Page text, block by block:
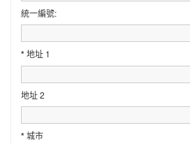
統一編號:
*地址 1
地址 2
*城市